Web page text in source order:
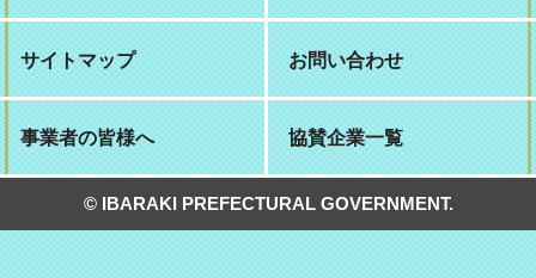
サイトマップ お問い合わせ
事業者の皆様へ 協賛企業一覧
© IBARAKI PREFECTURAL GOVERNMENT.